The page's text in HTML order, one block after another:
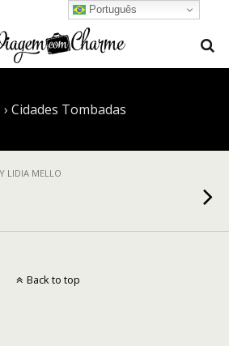
Cidades Tombadas
LIDIA MELLO
Português
Back to top